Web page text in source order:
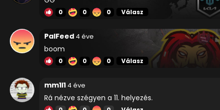
0 0 0 Válasz
PalFeed 4 éve
boom
0 0 0 Válasz
mm1l1 4 éve
Rá nézve szégyen a 11. helyezés.